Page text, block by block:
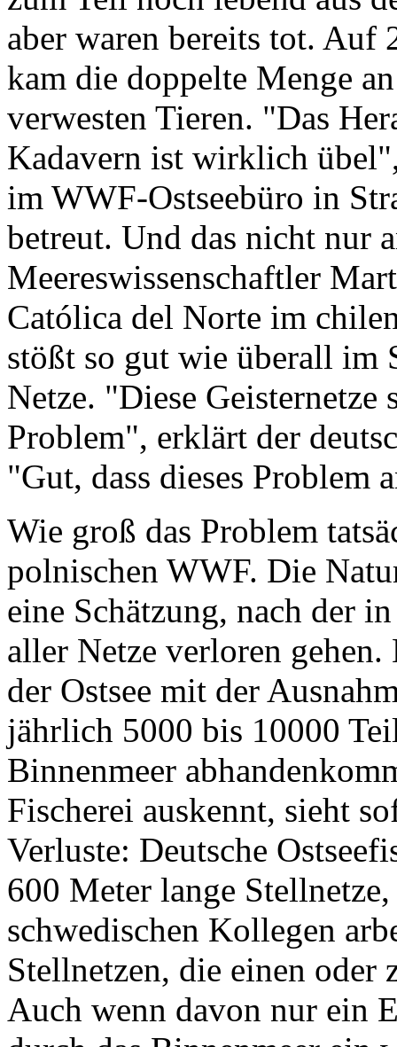
aber waren bereits tot. Auf
kam die doppelte Menge
verwesten Tieren. "Das
Kadavern ist wirklich
im WWF-Ostseebüro in
betreut. Und das nicht nur
Meereswissenschaftler
Católica del Norte im
stößt so gut wie überall im
Netze. "Diese Geisternetze
Problem", erklärt der
"Gut, dass dieses Problem
Wie groß das Problem
polnischen WWF. Die
eine Schätzung, nach der
aller Netze verloren
der Ostsee mit der
jährlich 5000 bis 10000
Binnenmeer
Fischerei auskennt, sieht
Verluste: Deutsche
600 Meter lange
schwedischen Kollegen
Stellnetzen, die einen
Auch wenn davon nur ein